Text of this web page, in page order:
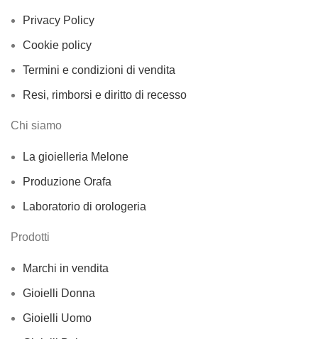
Privacy Policy
Cookie policy
Termini e condizioni di vendita
Resi, rimborsi e diritto di recesso
Chi siamo
La gioielleria Melone
Produzione Orafa
Laboratorio di orologeria
Prodotti
Marchi in vendita
Gioielli Donna
Gioielli Uomo